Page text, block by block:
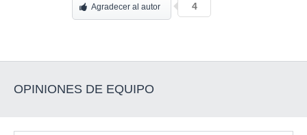
Agradecer al autor 4
OPINIONES DE EQUIPO